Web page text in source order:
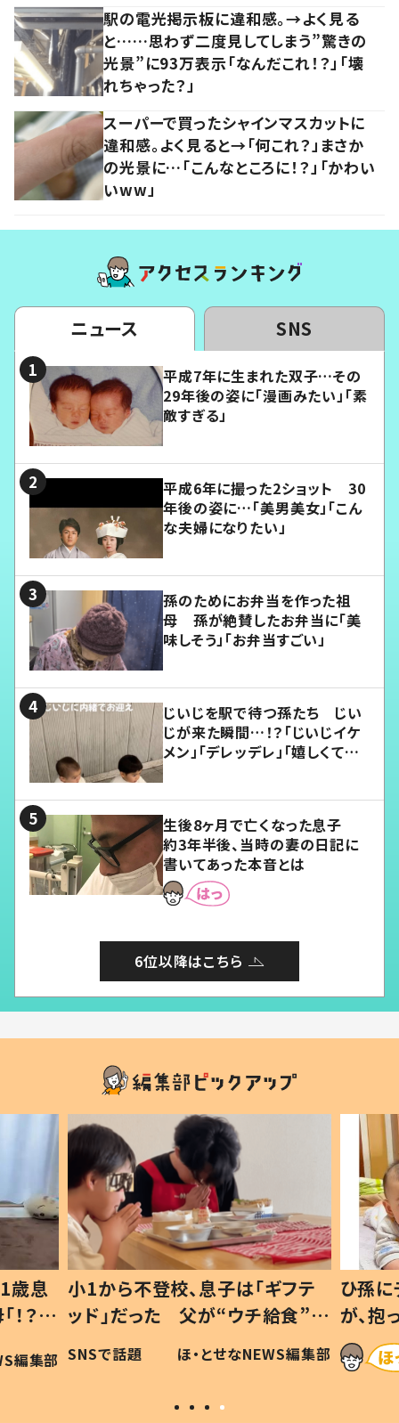
駅の電光掲示板に違和感。→よく見る
と……思わず二度見してしまう”驚きの
光景”に93万表示「なんだこれ！？」「壊
れちゃった？」
スーパーで買ったシャインマスカットに
違和感。よく見ると→「何これ？」まさか
の光景に…「こんなところに！？」「かわい
いww」
ニュース SNS
平成7年に生まれた双子…その
29年後の姿に「漫画みたい」「素
敵すぎる」
平成6年に撮った2ショット 30
年後の姿に…「美男美女」「こん
な夫婦になりたい」
孫のためにお弁当を作った祖
母 孫が絶賛したお弁当に「美
味しそう」「お弁当すごい」
じいじを駅で待つ孫たち じい
じが来た瞬間…！？「じいじイケ
メン」「デレッデレ」「嬉しくて可
生後8ヶ月で亡くなった息子
約3年半後、当時の妻の日記に
書いてあった本音とは
6位以降はこちら
歳息
？」
編集部
小1から不登校、息子は「ギフテ
ッド」だった 父が“ウチ給食”を
作り続ける理由とは #令和の親
#令和の子
SNSで話題 ほ・とせなNEWS編集部
ひ孫
が、
「涙が
い」